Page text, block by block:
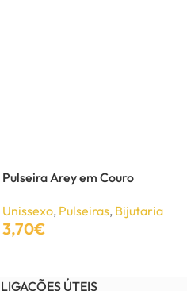
Pulseira Arey em Couro
Unissexo, Pulseiras, Bijutaria
3,70€
LIGAÇÕES ÚTEIS